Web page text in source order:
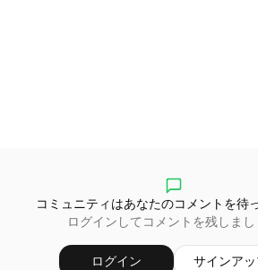
コミュニティはあなたのコメントを待
ログインしてコメントを残しまし
ログイン サインア